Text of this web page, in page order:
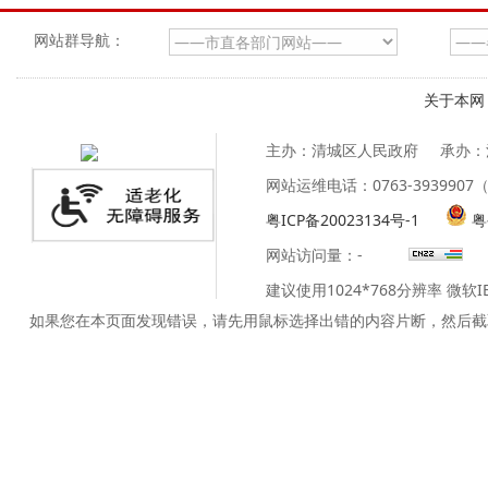
网站群导航：
关于本网
主办：清城区人民政府
承办
网站运维电话：0763-3939907
粤ICP备20023134号-1
网站访问量： -
建议使用1024*768分辨率 微软
如果您在本页面发现错误，请先用鼠标选择出错的内容片断，然后